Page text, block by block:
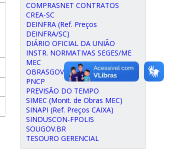
COMPRASNET CONTRATOS
CREA-SC
DEINFRA (Ref. Preços
DEINFRA/SC)
DIÁRIO OFICIAL DA UNIÃO
INSTR. NORMATIVAS SEGES/ME
MEC
OBRASGOV.BR (CIPI)
PNCP
PREVISÃO DO TEMPO
SIMEC (Monit. de Obras MEC)
SINAPI (Ref. Preços CAIXA)
SINDUSCON-FPOLIS
SOUGOV.BR
TESOURO GERENCIAL